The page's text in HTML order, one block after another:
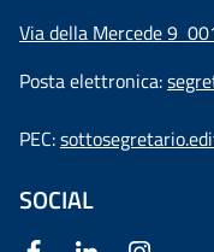
Via della Mercede 9
Posta elettronica:
PEC:
SOCIAL